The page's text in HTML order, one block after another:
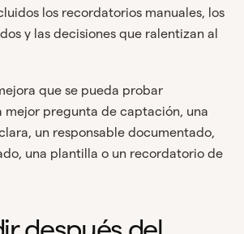
los recordatorios manuales, los
y las decisiones que ralentizan al
que se pueda probar
mejor pregunta de captación, una
un responsable documentado,
una plantilla o un recordatorio de